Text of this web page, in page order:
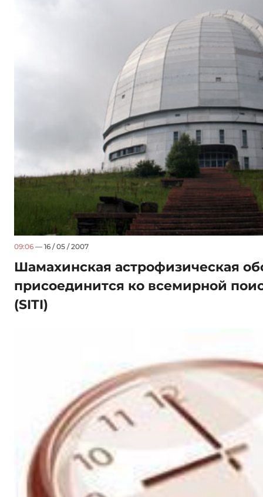
09:06 — 16 / 05 / 2007
Шамахинская астрофизическая
присоединится ко всемирной
(SITI)